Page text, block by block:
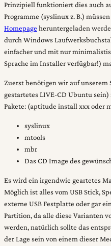
Prinzipiell funktioniert dies auch
Programme (syslinux z. B.)
Homepage heruntergeladen
durch Windows
einfacher und mit nur
Sprache im Installer verfügbar!)
Zuerst benötigen wir auf unserem
gestartetes LIVE-CD Ubuntu
Pakete: (aptitude install xxx oder
syslinux
mtools
mbr
Das CD Image des
Es wird ein irgendwie geartetes
Möglich ist alles vom USB Stick,
externe USB Festplatte oder gar
Partition, da alle diese Varianten
werden, natürlich sollte das
der Lage sein von einem dieser